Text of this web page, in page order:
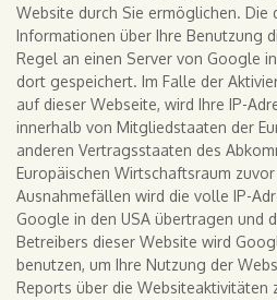
Website durch Sie ermöglichen. Die
Informationen über Ihre Benutzung
Regel an einen Server von Google
dort gespeichert. Im Falle der
auf dieser Webseite, wird Ihre IP-
innerhalb von Mitgliedstaaten der
anderen Vertragsstaaten des
Europäischen Wirtschaftsraum
Ausnahmefällen wird die volle IP-
Google in den USA übertragen und
Betreibers dieser Website wird
benutzen, um Ihre Nutzung der
Reports über die Websiteaktivitäten